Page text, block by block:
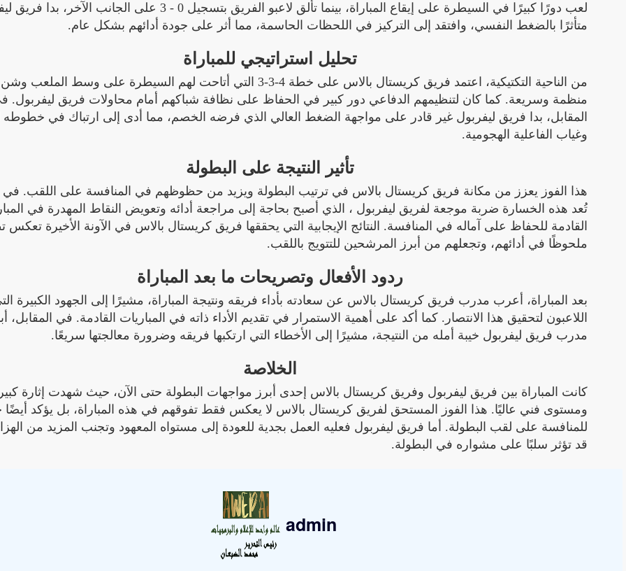
لعب دورًا كبيرًا في السيطرة على إيقاع المباراة، بينما تألق لاعبو الفريق بتسجيل 0 - 3 على الجانب
متأثرًا بالضغط النفسي، وافتقد إلى التركيز في اللحظات الحاسمة، مما أثر على جودة أدائهم بشكل عام.
تحليل استراتيجي للمباراة
من الناحية التكتيكية، اعتمد فريق كريستال بالاس على خطة 4-3-3 التي أتاحت لهم السيطرة على وسط
منظمة وسريعة. كما كان لتنظيمهم الدفاعي دور كبير في الحفاظ على نظافة شباكهم أمام محاولات فريق ليفربول.
المقابل، بدا فريق ليفربول غير قادر على مواجهة الضغط العالي الذي فرضه الخصم، مما أدى إلى ارتباك في خطوطه
وغياب الفاعلية الهجومية.
تأثير النتيجة على البطولة
هذا الفوز يعزز من مكانة فريق كريستال بالاس في ترتيب البطولة ويزيد من حظوظهم في المنافسة على اللقب. في
تُعد هذه الخسارة ضربة موجعة لفريق ليفربول ، الذي أصبح بحاجة إلى مراجعة أدائه وتعويض النقاط المهدرة في
القادمة للحفاظ على آماله في المنافسة. النتائج الإيجابية التي يحققها فريق كريستال بالاس في الآونة الأخيرة تعكس
ملحوظًا في أدائهم، وتجعلهم من أبرز المرشحين للتتويج باللقب.
ردود الأفعال وتصريحات ما بعد المباراة
بعد المباراة، أعرب مدرب فريق كريستال بالاس عن سعادته بأداء فريقه ونتيجة المباراة، مشيرًا إلى الجهود الكبيرة
اللاعبون لتحقيق هذا الانتصار. كما أكد على أهمية الاستمرار في تقديم الأداء ذاته في المباريات القادمة. في المقابل،
مدرب فريق ليفربول خيبة أمله من النتيجة، مشيرًا إلى الأخطاء التي ارتكبها فريقه وضرورة معالجتها سريعًا.
الخلاصة
كانت المباراة بين فريق ليفربول وفريق كريستال بالاس إحدى أبرز مواجهات البطولة حتى الآن، حيث شهدت إثارة
ومستوى فني عاليًا. هذا الفوز المستحق لفريق كريستال بالاس لا يعكس فقط تفوقهم في هذه المباراة، بل يؤكد أيضًا
للمنافسة على لقب البطولة. أما فريق ليفربول فعليه العمل بجدية للعودة إلى مستواه المعهود وتجنب المزيد من
قد تؤثر سلبًا على مشواره في البطولة.
admin